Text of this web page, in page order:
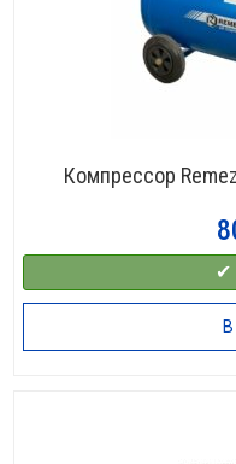
Компрессор